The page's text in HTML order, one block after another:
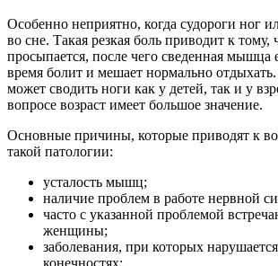
Особенно неприятно, когда судороги ног
во сне. Такая резкая боль приводит к тому,
просыпается, после чего сведенная мышца
время болит и мешает нормально
может сводить ноги как у детей, так и у
вопросе возраст имеет большое значение.
Основные причины, которые приводят к
такой патологии:
усталость мышц;
наличие проблем в работе нервной
часто с указанной проблемой
женщины;
заболевания, при которых
конечностях;